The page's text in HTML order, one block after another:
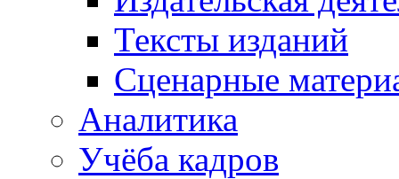
Тексты изданий
Сценарные
Аналитика
Учёба кадров